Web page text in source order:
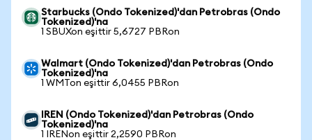
Starbucks (Ondo Tokenized)'dan Petrobras (Ondo
Tokenized)'na
1 SBUXon eşittir 5,6727 PBRon
Walmart (Ondo Tokenized)'dan Petrobras (Ondo
Tokenized)'na
1 WMTon eşittir 6,0455 PBRon
IREN (Ondo Tokenized)'dan Petrobras (Ondo
Tokenized)'na
1 IRENon eşittir 2,2590 PBRon